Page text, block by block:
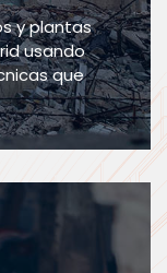
y plantas
usando
que